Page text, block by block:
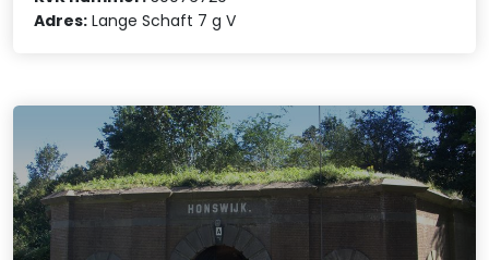
Adres: Lange Schaft 7 g V